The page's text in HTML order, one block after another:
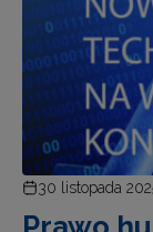
30 listopada